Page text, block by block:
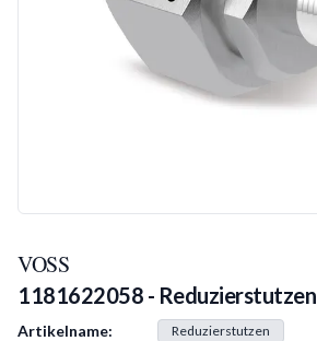
VOSS
1181622058 - Reduzierstutzen
Produkt Information
Artikelname: Reduzierstutzen